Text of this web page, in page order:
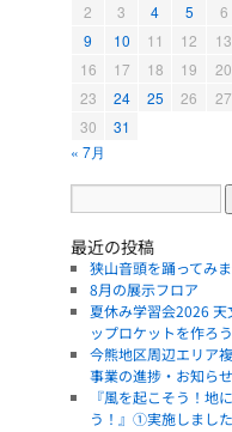
2
3 4 5 6
9
10 11 12 13
16
17 18 19 20
23
24 25 26 27
30
31
« 7月
最近の投稿
狭山音頭を踊ってみ
8月の展示フロア
夏休み学習会2026 天
ップロケットを作ろう
今熊地区周辺エリア
事業の進捗・お知らせ
『風を起こそう！地
う！』①実施しました